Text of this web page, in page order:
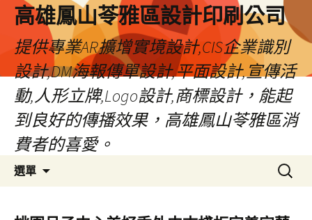
高雄鳳山苓雅區設計印刷公司
提供專業AR擴增實境設計,CIS企業識別
設計,DM海報傳單設計,平面設計,宣傳活
動,人形立牌,Logo設計,商標設計，能起
到良好的傳播效果，高雄鳳山苓雅區消
費者的喜愛。
選單
容
搜
尋
鍵